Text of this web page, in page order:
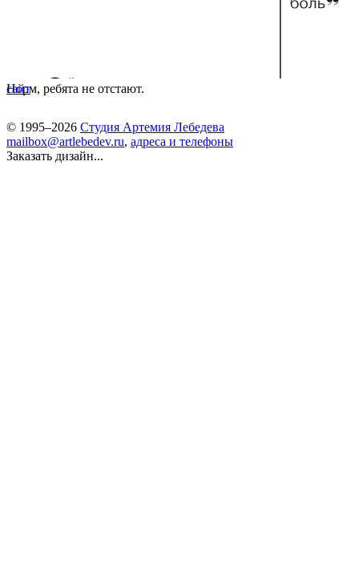
Норм, ребята не отстают.
сайт
© 1995–2026 Студия Артемия Лебедева
mailbox@artlebedev.ru, адреса и телефоны
Заказать дизайн...